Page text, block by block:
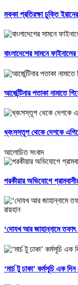
মক্কা প্রতিরক্ষা চুক্তি
বাংলাদেশের সামনে
আর্জেন্টিনার পতাকা নামাতে
ধ্বংসস্তূপ থেকে দেশকে
আলোচিত সংবাদ
পরকীয়ার অভিযোগে
‘দোযখ আর জাহান্নামে তফাৎ
‘মার্চ টু ঢাকা’ কর্মসূচি এক